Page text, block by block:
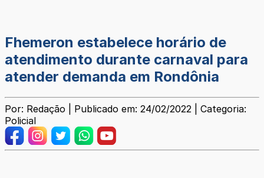
Fhemeron estabelece horário de
atendimento durante carnaval para
atender demanda em Rondônia
Por: Redação | Publicado em: 24/02/2022 | Categoria:
Policial